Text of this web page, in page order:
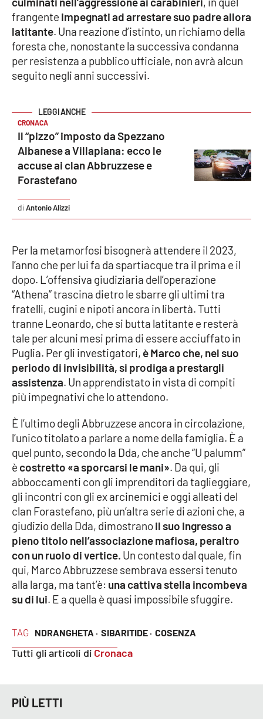
EDIZIONI
LOCALI
Catanzaro
Vibo Valentia
Reggio Calabria
Lamezia Terme
PROGETTI
SPECIALI
Buona Sanità Calabria
LA
CALABRIAVISIONE
Destinazioni
Eventi
Food
Storie
LAC
NETWORK
Lacplay.it
Lactv.it
Laconair.it
Lacapitalenews.it
Cosenzachannel.it
TAG NDRANGHETA · SIBARITIDE · COSENZA
Tutti gli articoli di Cronaca
frangente impegnati ad arrestare suo padre allora
latitante. Una reazione d’istinto, un richiamo della
foresta che, nonostante la successiva condanna
per resistenza a pubblico ufficiale, non avrà alcun
seguito negli anni successivi.
CRONACA
Il “pizzo” imposto da Spezzano
Albanese a Villapiana: ecco le
accuse ai clan Abbruzzese e
Forastefano
Antonio Alizzi
Per la metamorfosi bisognerà attendere il 2023,
l’anno che per lui fa da spartiacque tra il prima e il
dopo. L’offensiva giudiziaria dell’operazione
“Athena” trascina dietro le sbarre gli ultimi tra
fratelli, cugini e nipoti ancora in libertà. Tutti
tranne Leonardo, che si butta latitante e resterà
tale per alcuni mesi prima di essere acciuffato in
Puglia. Per gli investigatori, è Marco che, nel suo
periodo di invisibilità, si prodiga a prestargli
assistenza. Un apprendistato in vista di compiti
più impegnativi che lo attendono.
È l’ultimo degli Abbruzzese ancora in circolazione,
l’unico titolato a parlare a nome della famiglia. È a
quel punto, secondo la Dda, che anche “U palumm”
è costretto «a sporcarsi le mani». Da qui, gli
abboccamenti con gli imprenditori da taglieggiare,
gli incontri con gli ex arcinemici e oggi alleati del
clan Forastefano, più un’altra serie di azioni che, a
giudizio della Dda, dimostranoil suo ingresso a
pieno titolo nell’associazione mafiosa, peraltro
con un ruolo di vertice. Un contesto dal quale, fin
qui, Marco Abbruzzese sembrava essersi tenuto
alla larga, ma tant’è: una cattiva stella incombeva
su di lui. E a quella è quasi impossibile sfuggire.
PIÙ LETTI